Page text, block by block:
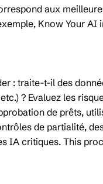
aux
Know Your AI
: traite-t-il des
? Evaluez les
de prêts,
de partialité,
IA critiques. This